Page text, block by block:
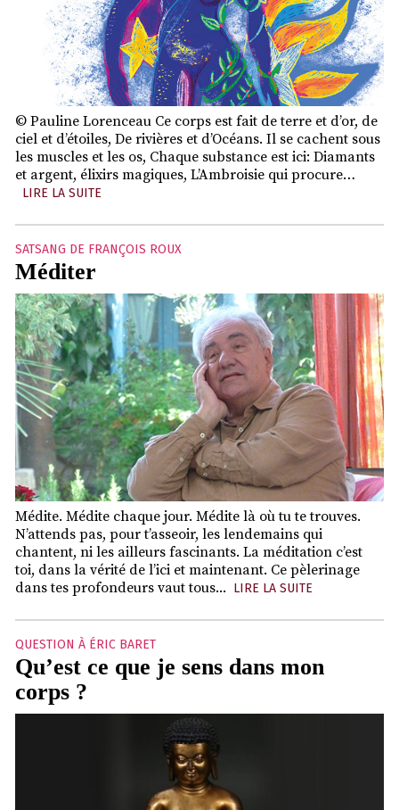
© Pauline Lorenceau Ce corps est fait de terre et d’or, de
ciel et d’étoiles, De rivières et d’Océans. Il se cachent sous
les muscles et les os, Chaque substance est ici: Diamants
et argent, élixirs magiques, L’Ambroisie qui procure…
LIRE LA SUITE
SATSANG DE FRANÇOIS ROUX
Méditer
Médite. Médite chaque jour. Médite là où tu te trouves.
N’attends pas, pour t’asseoir, les lendemains qui
chantent, ni les ailleurs fascinants. La méditation c’est
toi, dans la vérité de l’ici et maintenant. Ce pèlerinage
dans tes profondeurs vaut tous... LIRE LA SUITE
QUESTION À ÉRIC BARET
Qu’est ce que je sens dans mon
corps ?